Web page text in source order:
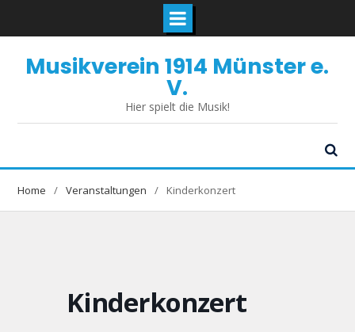
contentMusikverein 1914 Münster e.
V.
Hier spielt die Musik!
Home Veranstaltungen Kinderkonzert
Kinderkonzert